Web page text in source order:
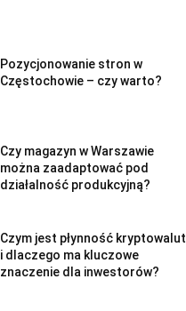
Pozycjonowanie stron w
Częstochowie – czy warto?
Czy magazyn w Warszawie
można zaadaptować pod
działalność produkcyjną?
Czym jest płynność kryptowalut
i dlaczego ma kluczowe
znaczenie dla inwestorów?